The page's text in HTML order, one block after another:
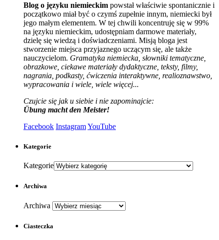
Blog o języku niemieckim powstał właściwie spontanicznie i
początkowo miał być o czymś zupełnie innym, niemiecki był
jego małym elementem. W tej chwili koncentruję się w 99%
na języku niemieckim, udostępniam darmowe materiały,
dzielę się wiedzą i doświadczeniami. Misją bloga jest
stworzenie miejsca przyjaznego uczącym się, ale także
nauczycielom. Gramatyka niemiecka, słowniki tematyczne,
obrazkowe, ciekawe materiały dydaktyczne, teksty, filmy,
nagrania, podkasty, ćwiczenia interaktywne, realioznawstwo,
wypracowania i wiele, wiele więcej...
Czujcie się jak u siebie i nie zapominajcie:
Übung macht den Meister!
Facebook InstagramYouTube
Kategorie
Kategorie
Archiwa
Archiwa
Ciasteczka